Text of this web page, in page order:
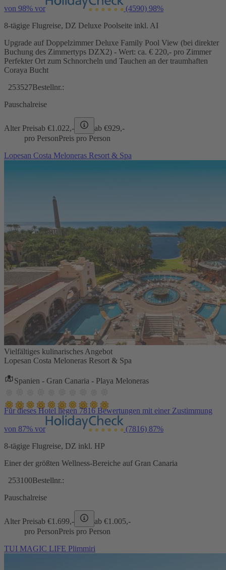
von 98% vor (4590) 98%
8-tägige Flugreise, DZ Deluxe Poolseite inkl. AI
Upgrade auf Doppelzimmer Deluxe Family Pool View (bei direkter
Buchung des Zimmertyps DZX2) - Wert: ca. € 220,- pro Zimmer
Perfekter Ort zum Schnorcheln und Tauchen an der traumhaften
Coraya Bucht
253527Bestellnr.:
Pauschalreise
Alter Preisab €1.022,- ab €929,-
pro PersonPreis pro Person
Lopesan Costa Meloneras Resort & Spa
Vielfältiges kulinarisches Angebot
Lopesan Costa Meloneras Resort & Spa
Spanien - Gran Canaria - Playa Meloneras
Für dieses Hotel liegen 7816 Bewertungen mit einer Zustimmung
von 87% vor (7816) 87%
8-tägige Flugreise, DZ inkl. HP
Einer der größten Wellness-Bereiche auf Gran Canaria
253100Bestellnr.:
Pauschalreise
Alter Preisab €1.699,- ab €1.005,-
pro PersonPreis pro Person
TUI MAGIC LIFE Plimmiri